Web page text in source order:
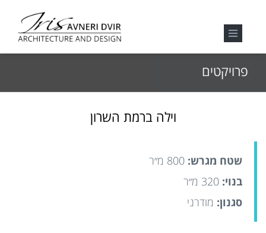
פרויקטים
וילה ברמת השרון
שטח מגרש:
בנוי:
סגנון: מודרני